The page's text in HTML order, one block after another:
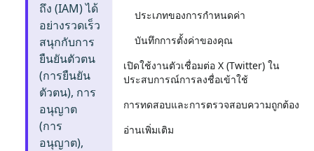
ถึง (IAM) ได้
อย่างรวดเร็ว
สนุกกับการ
ยืนยันตัวตน
(การยืนยัน
ตัวตน), การ
อนุญาต
(การ
อนุญาต),
ประเภทของการกำหนดค่า
บันทึกการตั้งค่าของคุณ
เปิดใช้งานตัวเชื่อมต่อ X (Twitter) ใน
ประสบการณ์การลงชื่อเข้าใช้
การทดสอบและการตรวจสอบความถูกต้อง
อ่านเพิ่มเติม